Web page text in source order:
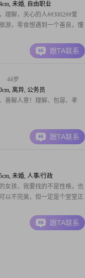
未婚, 自由职业
理解，关心的人##3002##爱
游，零食想遇到一个善良，懂
跟TA联系
44岁
离异, 公务员
善解人意！理解、包容、孝
跟TA联系
未婚, 人事/行政
女孩，我要找的不是性格，也
以不完美，但一定是个堂堂正
跟TA联系